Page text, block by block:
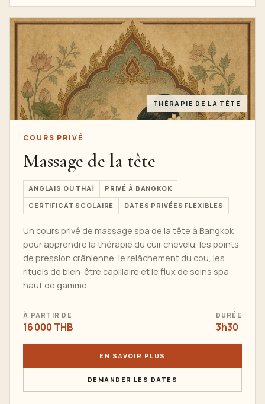
THÉRAPIE DE LA TÊTE
COURS PRIVÉ
Massage de la tête
ANGLAIS OU THAÏ PRIVÉ À BANGKOK
CERTIFICAT SCOLAIRE DATES PRIVÉES FLEXIBLES
Un cours privé de massage spa de la tête à Bangkok
pour apprendre la thérapie du cuir chevelu, les points
de pression crânienne, le relâchement du cou, les
rituels de bien-être capillaire et le flux de soins spa
haut de gamme.
À PARTIR DE
16 000 THB
DURÉE
3h30
EN SAVOIR PLUS
DEMANDER LES DATES